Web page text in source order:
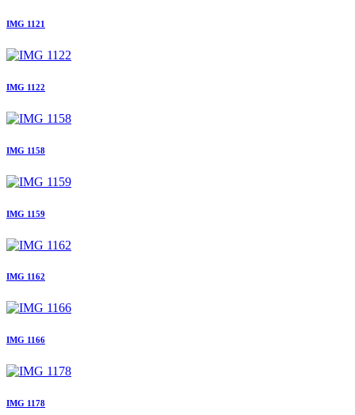
IMG 1121
IMG 1122
IMG 1158
IMG 1159
IMG 1162
IMG 1166
IMG 1178